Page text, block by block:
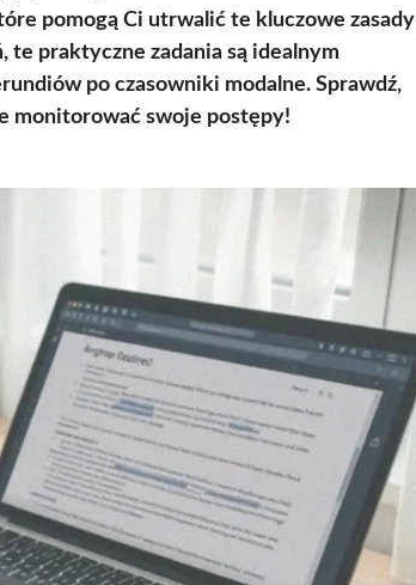
pomogą Ci utrwalić te kluczowe zasady
te praktyczne zadania są idealnym
po czasowniki modalne. Sprawdź,
monitorować swoje postępy!